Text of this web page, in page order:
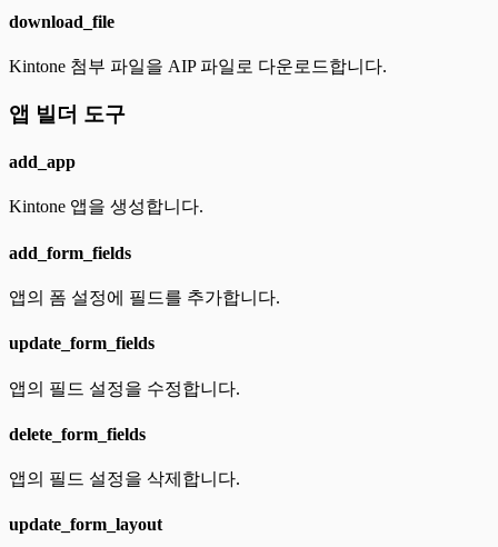
download_file
Kintone 첨부 파일을 AIP 파일로 다운로드합니다.
앱 빌더 도구
add_app
Kintone 앱을 생성합니다.
add_form_fields
앱의 폼 설정에 필드를 추가합니다.
update_form_fields
앱의 필드 설정을 수정합니다.
delete_form_fields
앱의 필드 설정을 삭제합니다.
update_form_layout